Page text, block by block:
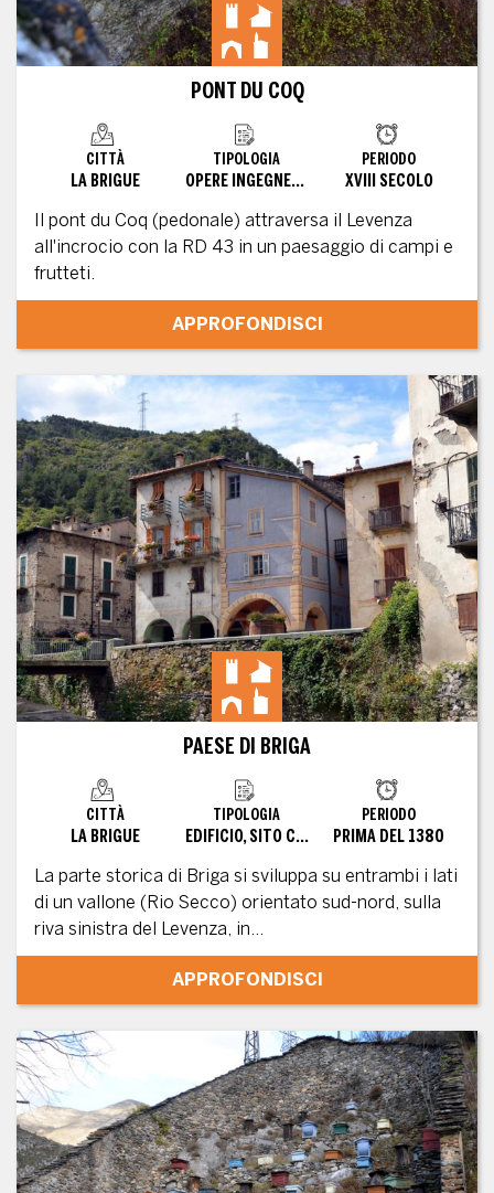
PONT DU COQ
CITTÀ
LA BRIGUE
TIPOLOGIA
OPERE INGEGNERISTICHE
PERIODO
XVIII SECOLO
Il pont du Coq (pedonale) attraversa il Levenza
all'incrocio con la RD 43 in un paesaggio di campi e
frutteti.
APPROFONDISCI
PAESE DI BRIGA
CITTÀ
LA BRIGUE
TIPOLOGIA
EDIFICIO, SITO CONVERTITO
PERIODO
PRIMA DEL 1380
La parte storica di Briga si sviluppa su entrambi i lati
di un vallone (Rio Secco) orientato sud-nord, sulla
riva sinistra del Levenza, in...
APPROFONDISCI